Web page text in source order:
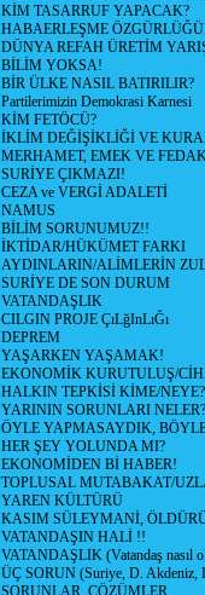
KİM TASARRUF YAPACAK?
HABAERLEŞME
DÜNYA REFAH ÜRETİM
BİLİM YOKSA!
BİR ÜLKE NASIL BATIRILIR?
Partilerimizin Demokrasi Karnesi
KİM FETÖCÜ?
İKLİM DEĞİŞİKLİĞİ VE
MERHAMET, EMEK VE
SURİYE ÇIKMAZI!
CEZA ve VERGİ ADALETİ
NAMUS
BİLİM SORUNUMUZ!!
İKTİDAR/HÜKÜMET FARKI
AYDINLARIN/ALİMLERİN
SURİYE DE SON DURUM
VATANDAŞLIK
CILGIN PROJE ÇıLğInLıĞı
DEPREM
YAŞARKEN YAŞAMAK!
EKONOMİK KURUTULUŞ/
HALKIN TEPKİSİ KİME/NEYE?
YARININ SORUNLARI NELER?
ÖYLE YAPMASAYDIK,
HER ŞEY YOLUNDA MI?
EKONOMİDEN Bİ HABER!
TOPLUSAL MUTABAKAT/
YAREN KÜLTÜRÜ
KASIM SÜLEYMANİ,
VATANDAŞIN HALİ !!
VATANDAŞLIK (Vatandaş nasıl
ÜÇ SORUN (Suriye, D. Akdeniz,
SORUNLAR, ÇÖZÜMLER